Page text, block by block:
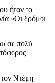
ήταν το
«Οι δρόμοι
σε πολύ
τον Ντέμη